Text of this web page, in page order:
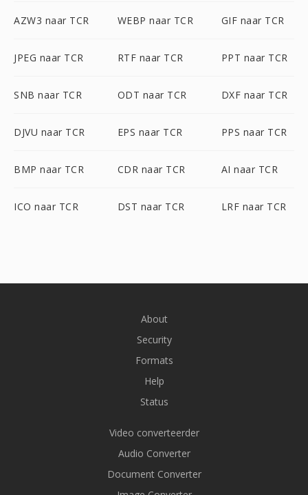
AZW3 naar TCR WEBP naar TCR GIF naar TCR
JPEG naar TCR RTF naar TCR PPT naar TCR
SNB naar TCR ODT naar TCR DXF naar TCR
DJVU naar TCR EPS naar TCR PPS naar TCR
BMP naar TCR CDR naar TCR AI naar TCR
ICO naar TCR DST naar TCR LRF naar TCR
About
Security
Formats
Help
Status
Video converteerder
Audio Converter
Document Converter